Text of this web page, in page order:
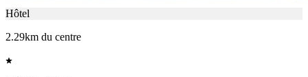
Hôtel
2.29km du centre